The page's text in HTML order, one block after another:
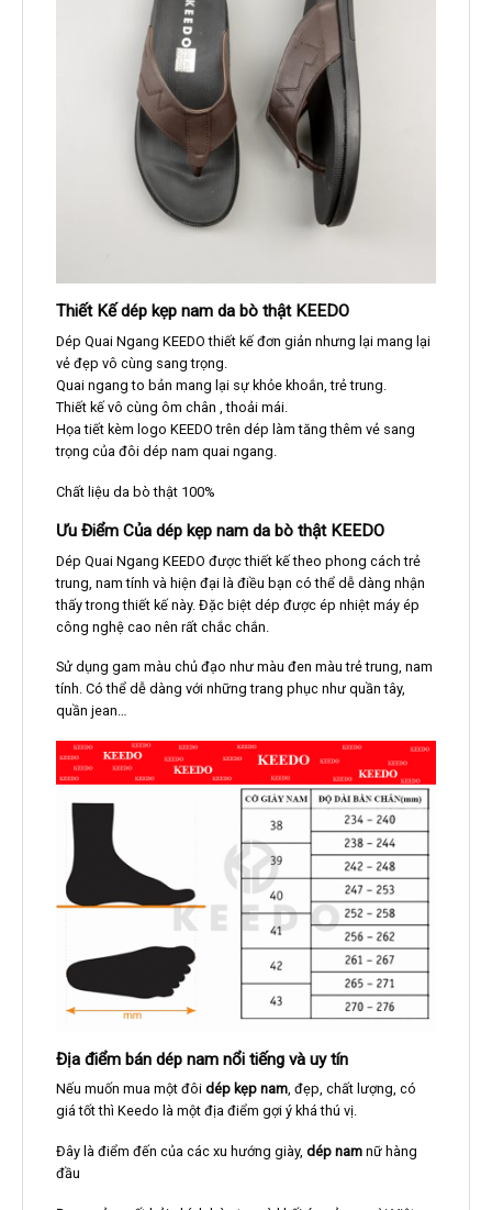
Thiết Kế dép kẹp nam da bò thật KEEDO
Dép Quai Ngang KEEDO thiết kế đơn giản nhưng lại mang lại
vẻ đẹp vô cùng sang trọng.
Quai ngang to bản mang lại sự khỏe khoắn, trẻ trung.
Thiết kế vô cùng ôm chân , thoải mái.
Họa tiết kèm logo KEEDO trên dép làm tăng thêm vẻ sang
trọng của đôi dép nam quai ngang.
Chất liệu da bò thật 100%
Ưu Điểm Của dép kẹp nam da bò thật KEEDO
Dép Quai Ngang KEEDO được thiết kế theo phong cách trẻ
trung, nam tính và hiện đại là điều bạn có thể dễ dàng nhận
thấy trong thiết kế này. Đặc biệt dép được ép nhiệt máy ép
công nghệ cao nên rất chắc chắn.
Sử dụng gam màu chủ đạo như màu đen màu trẻ trung, nam
tính. Có thể dễ dàng với những trang phục như quần tây,
quần jean…
Địa điểm bán dép nam nổi tiếng và uy tín
Nếu muốn mua một đôi dép kẹp nam, đẹp, chất lượng, có
giá tốt thì Keedo là một địa điểm gợi ý khá thú vị.
Đây là điểm đến của các xu hướng giày, dép namnữ hàng
đầu